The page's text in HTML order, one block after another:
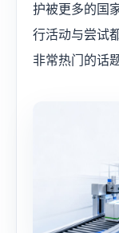
护被更多的国
行活动与尝试
非常热门的话